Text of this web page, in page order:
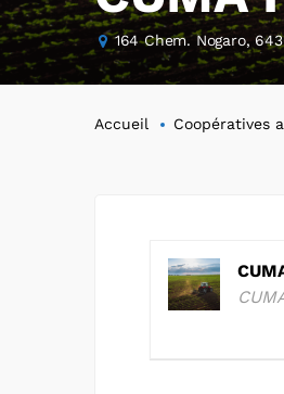
164 Chem. Nogaro,
Accueil Coopératives